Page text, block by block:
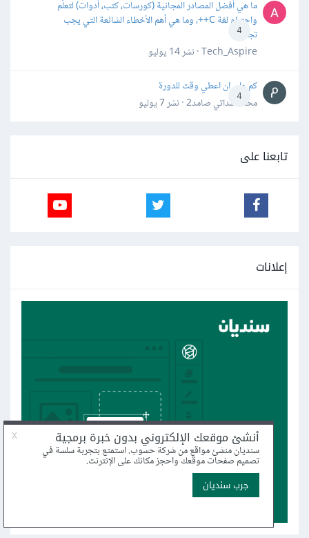
4
ما هي أفضل المصادر المجانية (كورسات، كتب، أدوات) لتعلّم
واحترام لغة C++، وما هي أهم الأخطاء الشائعة التي يجب
تجنبها؟
Tech_Aspire · نشر
14 يوليو
4
كم علي ان اعطي وقت للدورة
محمد سداتي صامد2 · نشر
7 يوليو
تابعنا على
إعلانات